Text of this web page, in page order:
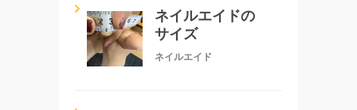
ネイルエイドの
サイズ
ネイルエイド